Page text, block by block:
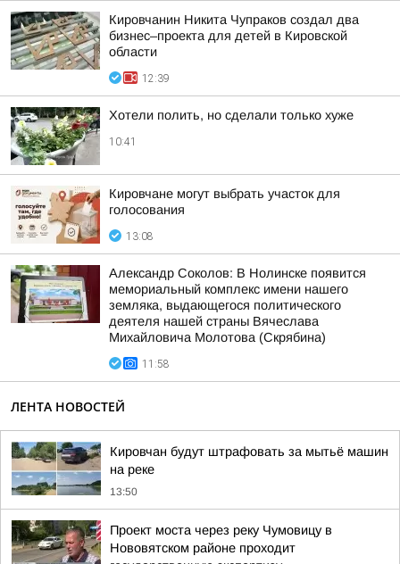
Кировчанин Никита Чупраков создал два
бизнес–проекта для детей в Кировской
области
12:39
Хотели полить, но сделали только хуже
10:41
Кировчане могут выбрать участок для
голосования
13:08
Александр Соколов: В Нолинске появится
мемориальный комплекс имени нашего
земляка, выдающегося политического
деятеля нашей страны Вячеслава
Михайловича Молотова (Скрябина)
11:58
ЛЕНТА НОВОСТЕЙ
Кировчан будут штрафовать за мытьё машин
на реке
13:50
Проект моста через реку Чумовицу в
Нововятском районе проходит